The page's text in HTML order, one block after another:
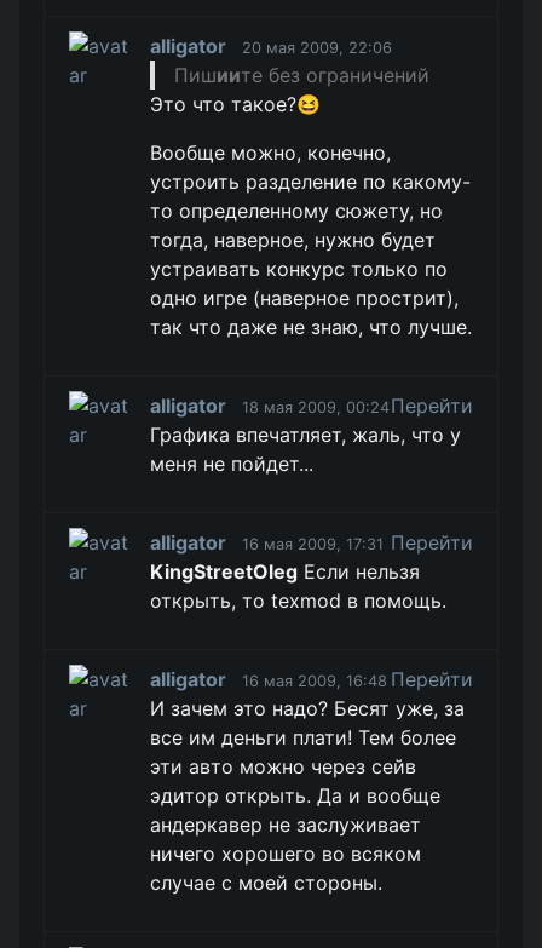
alligator 20 мая 2009, 22:06
Пишиите без ограничений
Это что такое?😆
Вообще можно, конечно,
устроить разделение по какому-
то определенному сюжету, но
тогда, наверное, нужно будет
устраивать конкурс только по
одно игре (наверное прострит),
так что даже не знаю, что лучше.
alligator 18 мая 2009, 00:24Перейти
Графика впечатляет, жаль, что у
меня не пойдет...
alligator 16 мая 2009, 17:31 Перейти
KingStreetOleg Если нельзя
открыть, то texmod в помощь.
alligator 16 мая 2009, 16:48 Перейти
И зачем это надо? Бесят уже, за
все им деньги плати! Тем более
эти авто можно через сейв
эдитор открыть. Да и вообще
андеркавер не заслуживает
ничего хорошего во всяком
случае с моей стороны.